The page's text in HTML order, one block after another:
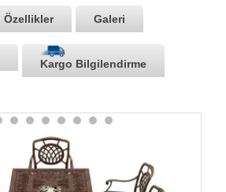
Özellikler Galeri
Kargo Bilgilendirme